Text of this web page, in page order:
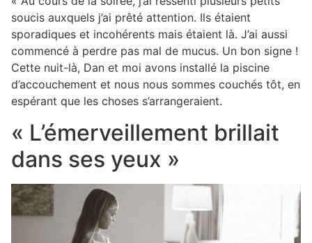
soucis auxquels j’ai prêté attention. Ils étaient
sporadiques et incohérents mais étaient là. J’ai aussi
commencé à perdre pas mal de mucus. Un bon signe !
Cette nuit-là, Dan et moi avons installé la piscine
d’accouchement et nous nous sommes couchés tôt, en
espérant que les choses s’arrangeraient.
« L’émerveillement brillait
dans ses yeux »